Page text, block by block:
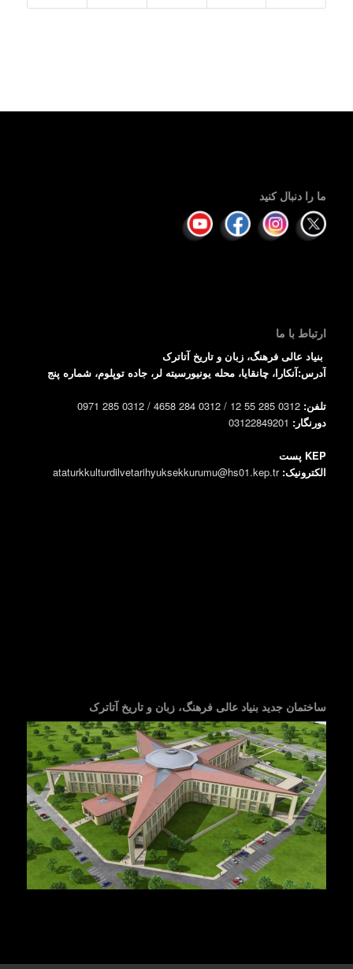
ما را دنبال کنید
ارتباط با ما
بنیاد عالی فرهنگ، زبان و تاریخ آتاترک
آدرس:آنکارا، چانقایا، محله یونیورسیته لر، جاده توپلوم، شماره پنج
تلفن:
دورنگار:
KEP پست
الکترونیک:ataturkkulturdilvetarihyuksekkurumu@hs01.kep.tr
ساختمان جدید بنیاد عالی فرهنگ، زبان و تاریخ آتاترک